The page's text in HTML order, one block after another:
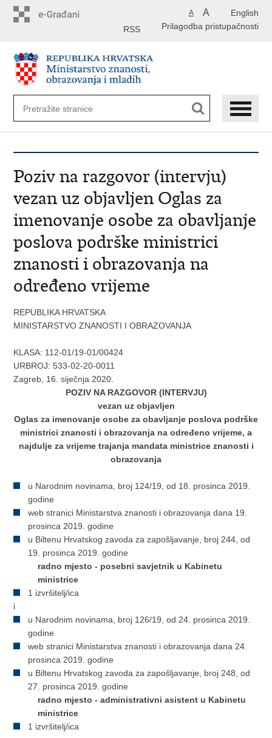
English
A A
Prilagodba pristupačnosti
RSS
Poziv na razgovor (intervju)
vezan uz objavljen Oglas za
imenovanje osobe za obavljanje
poslova podrške ministrici
znanosti i obrazovanja na
određeno vrijeme
REPUBLIKA HRVATSKA
MINISTARSTVO ZNANOSTI I OBRAZOVANJA
KLASA: 112-01/19-01/00424
URBROJ: 533-02-20-0011
Zagreb, 16. siječnja 2020.
POZIV NA RAZGOVOR (INTERVJU)
vezan uz objavljen
Oglas za imenovanje osobe za obavljanje poslova podrške
ministrici znanosti i obrazovanja na određeno vrijeme, a
najdulje za vrijeme trajanja mandata ministrice znanosti i
obrazovanja
u Narodnim novinama, broj 124/19, od 18. prosinca 2019.
godine
web stranici Ministarstva znanosti i obrazovanja dana 19.
prosinca 2019. godine
u Biltenu Hrvatskog zavoda za zapošljavanje, broj 244, od
19. prosinca 2019. godine
radno mjesto - posebni savjetnik u Kabinetu
ministrice
1 izvršitelj/ica
i
u Narodnim novinama, broj 126/19, od 24. prosinca 2019.
godine
web stranici Ministarstva znanosti i obrazovanja dana 24.
prosinca 2019. godine
u Biltenu Hrvatskog zavoda za zapošljavanje, broj 248, od
27. prosinca 2019. godine
radno mjesto - administrativni asistent u Kabinetu
ministrice
1 izvršitelj/ica